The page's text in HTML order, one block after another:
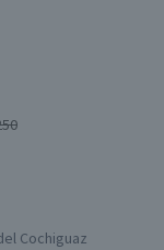
Cochiguaz